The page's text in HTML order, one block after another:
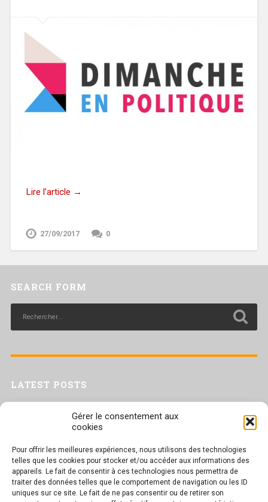
Gérer le consentement aux
cookies
Pour offrir les meilleures expériences, nous utilisons des technologies
telles que les cookies pour stocker et/ou accéder aux informations des
appareils. Le fait de consentir à ces technologies nous permettra de
traiter des données telles que le comportement de navigation ou les ID
uniques sur ce site. Le fait de ne pas consentir ou de retirer son
Lire l’article →
27/09/2017 0
SEARCH FORM
LATEST POSTS
Trac confédéral sur les situations de travail par forte chaleur
Séance plénière du CESER du 23 juin 2026
Tract UD 25 — Une nouvelle attaque contre nos droits : les arrêts
maladie